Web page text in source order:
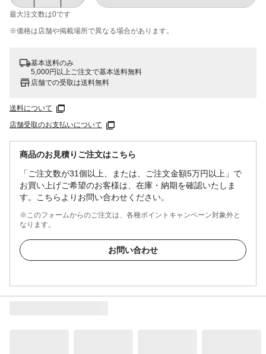
最大注文数は0です
※価格は​店舗や​掲載場所で​異なる​場合が​あります。
基本送料のみ
5,000円以上ご注文で基本送料無料
店舗での受取は送料無料
送料について
店舗受取のお支払いについて
商品のお見積りご注文はこちら
「ご注文数が31個以上、または、ご注文金額5万円以上」で
お買い上げご希望のお客様は、在庫・納期を確認いたしま
す。こちらよりお問い合わせください。
※このフォームからのご注文は、各種ポイントキャンペーン対象外と
なります。
お問い合わせ